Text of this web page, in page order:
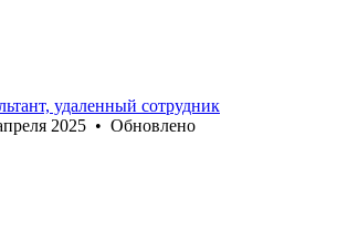
удаленный сотрудник
2025 • Обновлено